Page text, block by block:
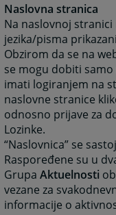
Naslovna stranica
Na naslovnoj
jezika/pisma
Obzirom da se na
se mogu dobiti
imati logiranjem na
naslovne stranice
odnosno prijave za
Lozinke.
“Naslovnica” se
Raspoređene su u
GrupaAktuelnosti
vezane za
informacije o